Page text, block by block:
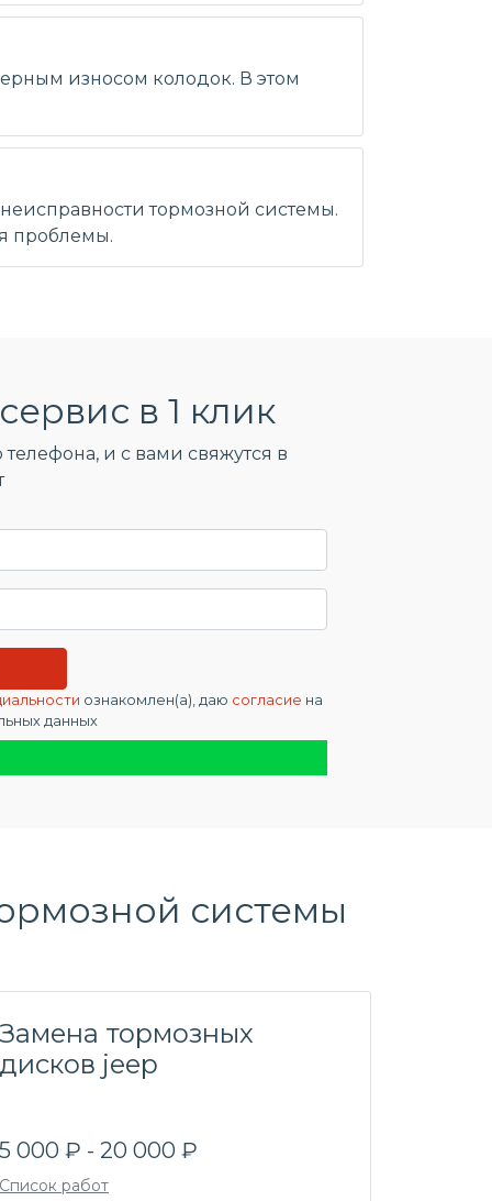
износом колодок. В этом
тормозной системы.
проблемы.
в 1 клик
и c вами свяжутся в
ознакомлен(а), даю согласие на
данных
системы
Замена тормозных
дисков jeep
5 000 ₽ - 20 000 ₽
Список работ